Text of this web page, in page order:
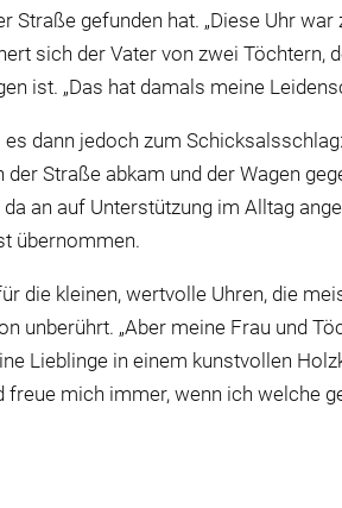
Straße gefunden hat. „Diese Uhr
sich der Vater von zwei Töchtern,
ist. „Das hat damals meine
es dann jedoch zum
der Straße abkam und der Wagen
an auf Unterstützung im Alltag
übernommen.
die kleinen, wertvolle Uhren, die
unberührt. „Aber meine Frau und
Lieblinge in einem kunstvollen
freue mich immer, wenn ich welche